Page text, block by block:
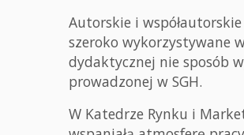
Autorskie i
szeroko wykorzystywane
dydaktycznej nie sposób
prowadzonej w SGH.
W Katedrze Rynku i